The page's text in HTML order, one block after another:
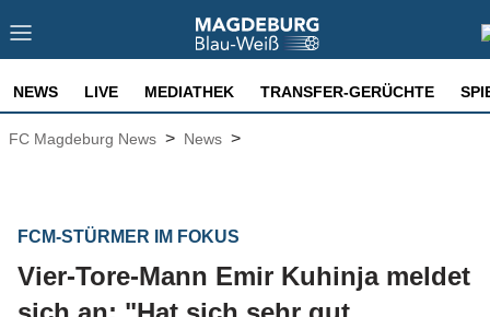
NEWS LIVE MEDIATHEK TRANSFER-GERÜCHTE
FC Magdeburg News > News >
FCM-STÜRMER IM FOKUS
Vier-Tore-Mann Emir Kuhinja meldet